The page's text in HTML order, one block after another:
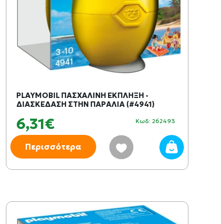
PLAYMOBIL ΠΑΣΧΑΛΙΝΗ ΕΚΠΛΗΞΗ -
ΔΙΑΣΚΕΔΑΣΗ ΣΤΗΝ ΠΑΡΑΛΙΑ (#4941)
6,31€ Κωδ: 262493
Περισσότερα